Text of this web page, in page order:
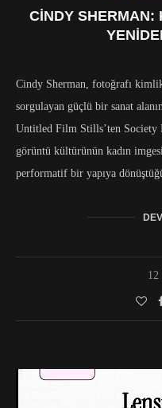
CINDY SHERMAN:
Cindy Sherman, fotoğrafı
sorgulayan güçlü bir sanat
Untitled Film Stills’ten Society
görüntü kültürünün kadın
performatif bir yapıya
12